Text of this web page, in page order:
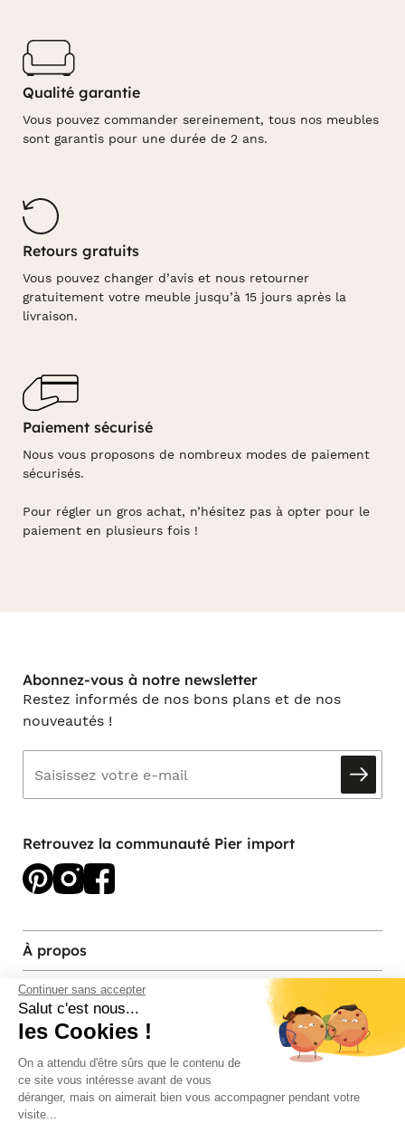
Continuer sans accepter
Salut c'est nous...
les Cookies !
On a attendu d'être sûrs que le contenu de
ce site vous intéresse avant de vous
déranger, mais on aimerait bien vous accompagner pendant votre
visite...
Qualité garantie
Vous pouvez commander sereinement, tous nos meubles
sont garantis pour une durée de 2 ans.
Retours gratuits
Vous pouvez changer d’avis et nous retourner
gratuitement votre meuble jusqu’à 15 jours après la
livraison.
Paiement sécurisé
Nous vous proposons de nombreux modes de paiement
sécurisés.
Pour régler un gros achat, n’hésitez pas à opter pour le
paiement en plusieurs fois !
Abonnez-vous à notre newsletter
Restez informés de nos bons plans et de nos
nouveautés !
Retrouvez la communauté Pier import
À propos
Services et contact
Magasins et Showrooms
Modes de paiement acceptés